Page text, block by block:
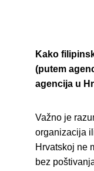
Kako
(putem
agencija u
Važno je
organizacija
Hrvatskoj ne
bez